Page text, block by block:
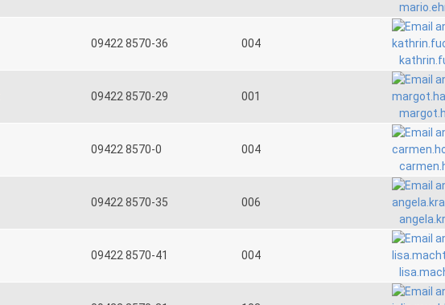
09422 8570-36
004
09422 8570-29
001
09422 8570-0
004
09422 8570-35
006
09422 8570-41
004